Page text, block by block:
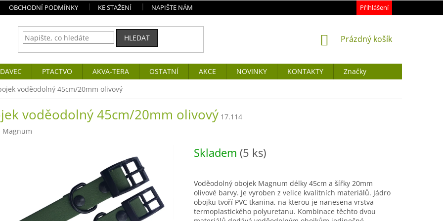
OBCHODNÍ PODMÍNKY KE STAŽENÍ NAPIŠTE NÁM Přihlášení
HLEDAT
NÁKUPNÍ
Prázdný košík
PTACTVO AKVA-TERA OSTATNÍ AKCE NOVINKY KONTAKTY
Značky
voděodolný 45cm/20mm olivový
voděodolný 45cm/20mm olivový 17.114
Magnum
Skladem (5 ks)
Voděodolný obojek Magnum délky 45cm a šířky 20mm
olivové barvy. Je vyroben z velice kvalitních materiálů. Jádro
obojku tvoří PVC tkanina, na kterou je nanesena vrstva
termoplastického polyuretanu. Kombinace těchto dvou